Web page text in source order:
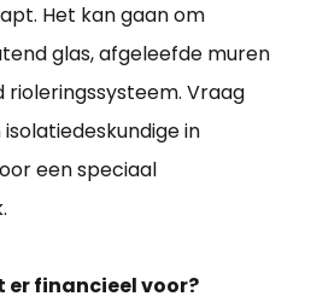
Het kan gaan om
glas, afgeleefde muren
rioleringssysteem. Vraag
in
een speciaal
er financieel voor?